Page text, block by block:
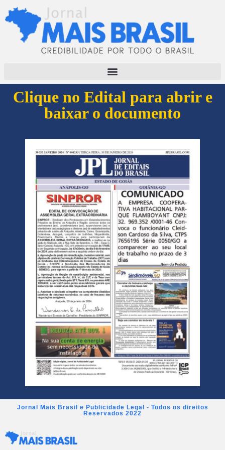
Clique no Edital para abrir e
baixar o documento
Jornal Mais Brasil e Publicidade Legal - Todos os direitos
Reservados 2022